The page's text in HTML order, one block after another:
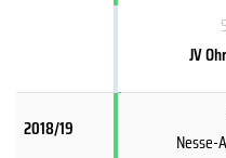
JV
2018/19
Nesse-